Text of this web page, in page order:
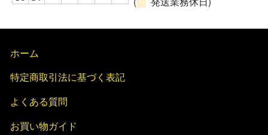
ホーム
特定商取引法に基づく表記
よくある質問
お買い物ガイド